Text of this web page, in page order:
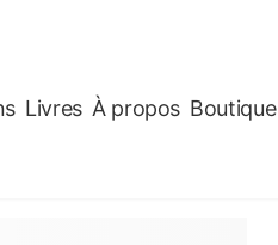
Livres À propos Boutique